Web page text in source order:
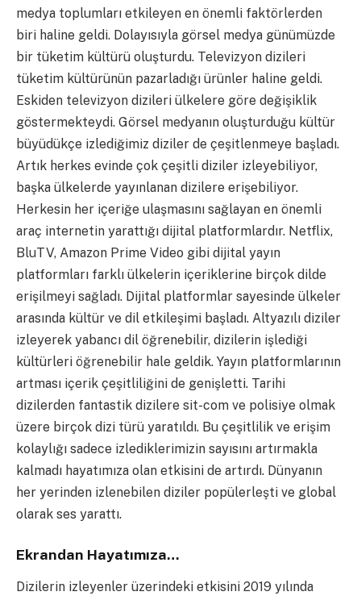
medya toplumları etkileyen en önemli faktörlerden
biri haline geldi. Dolayısıyla görsel medya günümüzde
bir tüketim kültürü oluşturdu. Televizyon dizileri
tüketim kültürünün pazarladığı ürünler haline geldi.
Eskiden televizyon dizileri ülkelere göre değişiklik
göstermekteydi. Görsel medyanın oluşturduğu kültür
büyüdükçe izlediğimiz diziler de çeşitlenmeye başladı.
Artık herkes evinde çok çeşitli diziler izleyebiliyor,
başka ülkelerde yayınlanan dizilere erişebiliyor.
Herkesin her içeriğe ulaşmasını sağlayan en önemli
araç internetin yarattığı dijital platformlardır. Netflix,
BluTV, Amazon Prime Video gibi dijital yayın
platformları farklı ülkelerin içeriklerine birçok dilde
erişilmeyi sağladı. Dijital platformlar sayesinde ülkeler
arasında kültür ve dil etkileşimi başladı. Altyazılı diziler
izleyerek yabancı dil öğrenebilir, dizilerin işlediği
kültürleri öğrenebilir hale geldik. Yayın platformlarının
artması içerik çeşitliliğini de genişletti. Tarihi
dizilerden fantastik dizilere sit-com ve polisiye olmak
üzere birçok dizi türü yaratıldı. Bu çeşitlilik ve erişim
kolaylığı sadece izlediklerimizin sayısını artırmakla
kalmadı hayatımıza olan etkisini de artırdı. Dünyanın
her yerinden izlenebilen diziler popülerleşti ve global
olarak ses yarattı.
Ekrandan Hayatımıza…
Dizilerin izleyenler üzerindeki etkisini 2019 yılında